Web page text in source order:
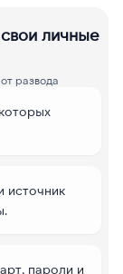
личные
развода
источник
пароли и